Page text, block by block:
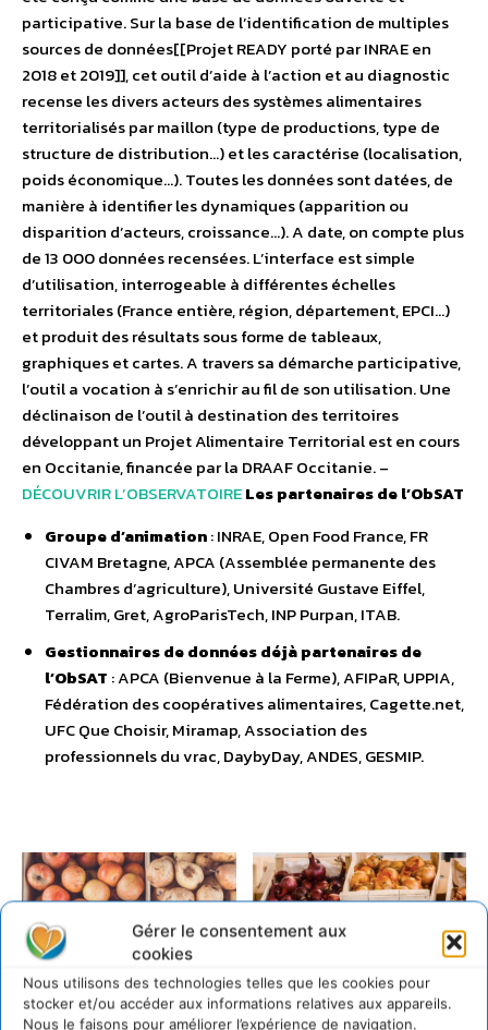
Gérer le consentement aux
cookies
Nous utilisons des technologies telles que les cookies pour
stocker et/ou accéder aux informations relatives aux appareils.
Nous le faisons pour améliorer l’expérience de navigation.
participative. Sur la base de l’identification de multiples
sources de données[[Projet READY porté par INRAE en
2018 et 2019]], cet outil d’aide à l’action et au diagnostic
recense les divers acteurs des systèmes alimentaires
territorialisés par maillon (type de productions, type de
structure de distribution…) et les caractérise (localisation,
poids économique…). Toutes les données sont datées, de
manière à identifier les dynamiques (apparition ou
disparition d’acteurs, croissance…). A date, on compte plus
de 13 000 données recensées. L’interface est simple
d’utilisation, interrogeable à différentes échelles
territoriales (France entière, région, département, EPCI…)
et produit des résultats sous forme de tableaux,
graphiques et cartes. A travers sa démarche participative,
l’outil a vocation à s’enrichir au fil de son utilisation. Une
déclinaison de l’outil à destination des territoires
développant un Projet Alimentaire Territorial est en cours
en Occitanie, financée par la DRAAF Occitanie. –
DÉCOUVRIR L’OBSERVATOIRELes partenaires de l’ObSAT
Groupe d’animation: INRAE, Open Food France, FR
CIVAM Bretagne, APCA (Assemblée permanente des
Chambres d’agriculture), Université Gustave Eiffel,
Terralim, Gret, AgroParisTech, INP Purpan, ITAB.
Gestionnaires de données déjà partenaires de
l’ObSAT : APCA (Bienvenue à la Ferme), AFIPaR, UPPIA,
Fédération des coopératives alimentaires, Cagette.net,
UFC Que Choisir, Miramap, Association des
professionnels du vrac, DaybyDay, ANDES, GESMIP.